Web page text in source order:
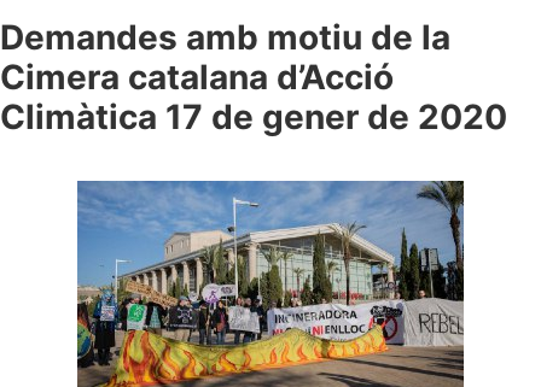
Demandes amb motiu de la
Cimera catalana d’Acció
Climàtica 17 de gener de 2020